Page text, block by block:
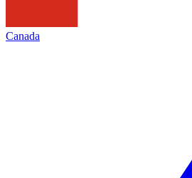
Canada